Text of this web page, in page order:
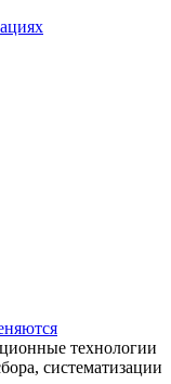
технологии
систематизации